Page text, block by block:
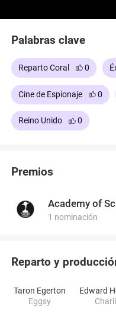
Palabras clave
Reparto Coral 0
Cine de Espionaje 0
Reino Unido 0
Premios
1 nominación
Reparto y
Taron Egerton
Eggsy